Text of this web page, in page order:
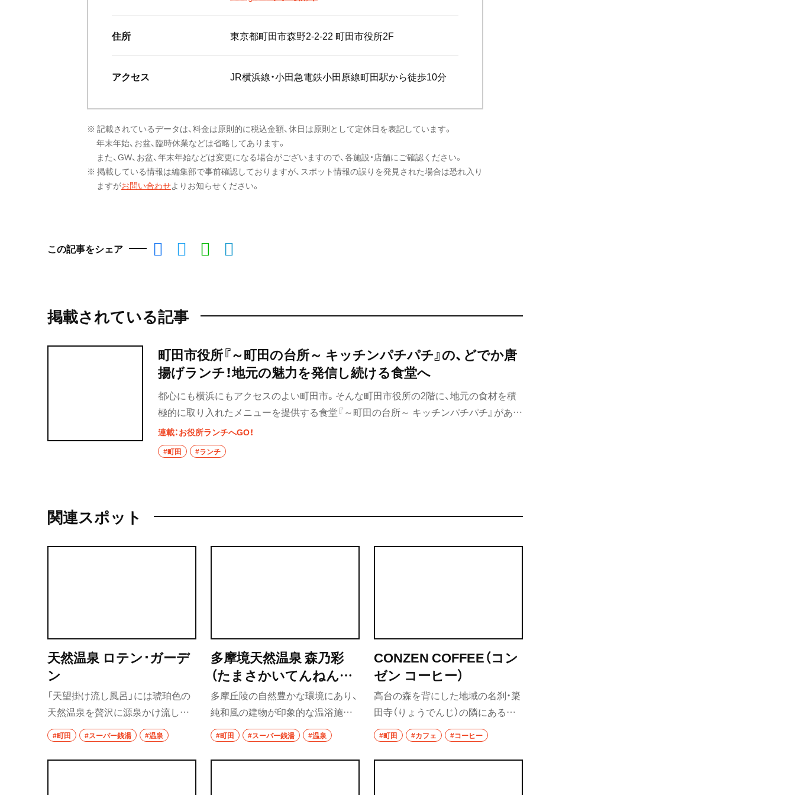
住所 東京都町田市森野2-2-22 町田市役所2F
アクセス JR横浜線・小田急電鉄小田原線町田駅から徒歩10分
※ 記載されているデータは、料金は原則的に税込金額、休日は原則として定休日を表記しています。
年末年始、お盆、臨時休業などは省略してあります。
また、GW、お盆、年末年始などは変更になる場合がございますので、各施設・店舗にご確認ください。
※ 掲載している情報は編集部で事前確認しておりますが、スポット情報の誤りを発見された場合は恐れ入り
ますがお問い合わせよりお知らせください。
この記事をシェア
掲載されている記事
町田市役所『～町田の台所～ キッチンパチパチ』の、どでか唐
揚げランチ！地元の魅力を発信し続ける食堂へ
都心にも横浜にもアクセスのよい町田市。そんな町田市役所の2階に、地元の食材を積
極的に取り入れたメニューを提供する食堂『～町田の台所～ キッチンパチパチ』があ
る。ここでは地元愛にあふれたスタッフが、食を通して町田の魅力を発信する。
連載：お役所ランチへGO！
#町田 #ランチ
関連スポット
天然温泉 ロテン･ガーデ
ン
「天望掛け流し風呂」には琥珀色の
天然温泉を贅沢に源泉かけ流し。
湯はつるつるとした感触でさっぱ
りすると同時に保湿効果も期待で
き、美肌の湯として人気だ。岩盤浴
#町田 #スーパー銭湯 #温泉
多摩境天然温泉 森乃彩
（たまさかいてんねんお
んせん もりのいろど
り）
多摩丘陵の自然豊かな環境にあり、
純和風の建物が印象的な温浴施
設。源泉かけ流しの露天風呂をは
じめ、炭酸泉や替り湯など5種類の
内風呂、2種類のサウナなどがあり、
#町田 #スーパー銭湯 #温泉
CONZEN COFFEE（コン
ゼン コーヒー）
高台の森を背にした地域の名刹・簗
田寺（りょうでんじ）の隣にあるカ
フェ。誰もがリラックスできる雰
囲気抜群の郊外店だ。焙煎豆は親
しみやすさ優先で、今はエチオピ
#町田 #カフェ #コーヒー